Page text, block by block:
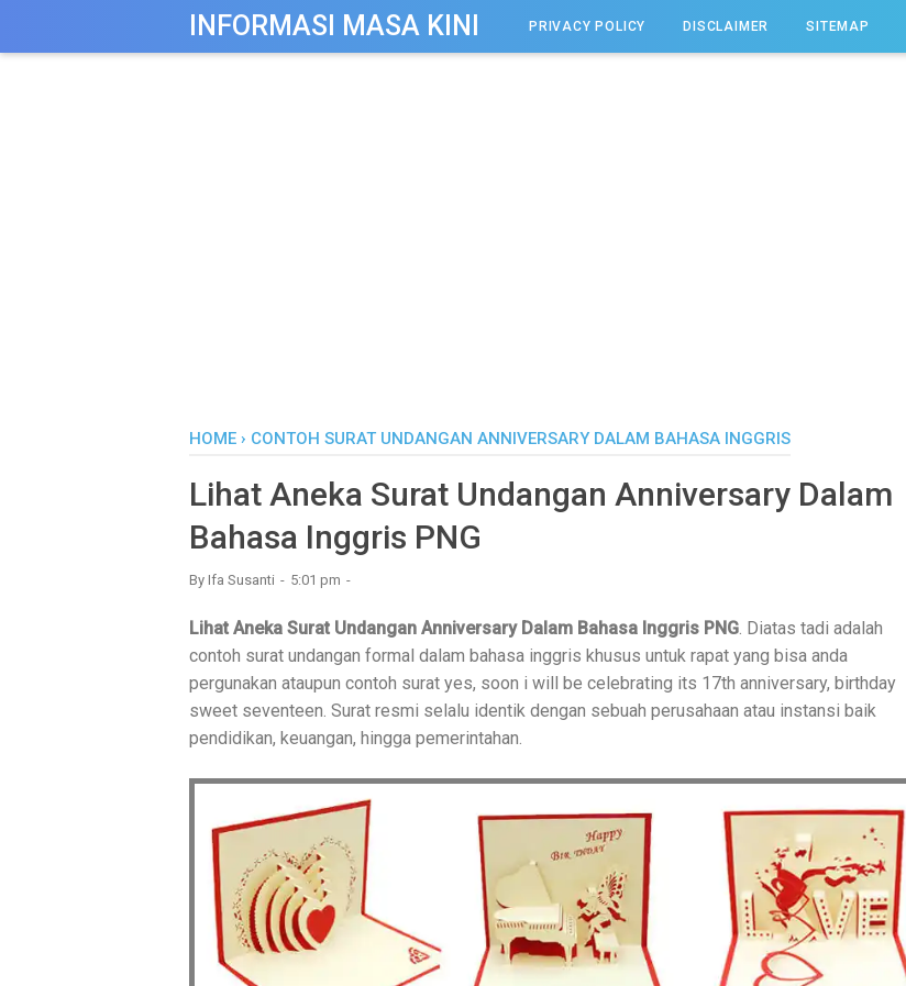
INFORMASI MASA KINI PRIVACY POLICY DISCLAIMER SITEMAP
HOME › CONTOH SURAT UNDANGAN ANNIVERSARY DALAM BAHASA INGGRIS
Lihat Aneka Surat Undangan Anniversary Dalam
Bahasa Inggris PNG
By Ifa Susanti 5:01 pm
Lihat Aneka Surat Undangan Anniversary Dalam Bahasa Inggris PNG. Diatas tadi adalah
contoh surat undangan formal dalam bahasa inggris khusus untuk rapat yang bisa anda
pergunakan ataupun contoh surat yes, soon i will be celebrating its 17th anniversary, birthday
sweet seventeen. Surat resmi selalu identik dengan sebuah perusahaan atau instansi baik
pendidikan, keuangan, hingga pemerintahan.